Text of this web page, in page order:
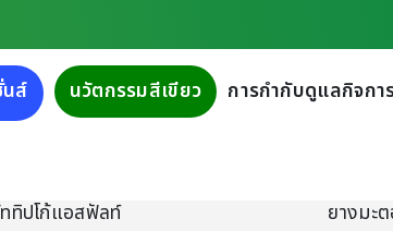
ส์ นวัตกรรมสีเขียว การกำกับดูแลกิจกา
ทิปโก้แอสฟัลท์
ยางมะ